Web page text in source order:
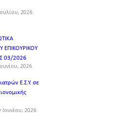
2026
03/2026
2026
Ε.Σ.Υ. σε
2026